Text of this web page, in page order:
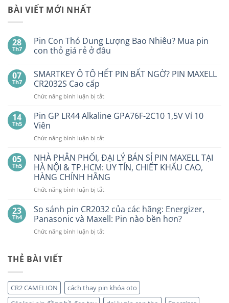
BÀI VIẾT MỚI NHẤT
28
Th7
Pin Con Thỏ Dung Lượng Bao Nhiêu? Mua pin
con thỏ giá rẻ ở đâu
bình
luận
ở
Pin
Con
Dung
Lượng
Bao
Nhiêu?
Mua
con
thỏ
giá
rẻ
ở
đâu
07
Th7
SMARTKEY Ô TÔ HẾT PIN BẤT NGỜ? PIN MAXELL
CR2032S Cao cấp
Chức năng bình luận bị tắtở
Ô
PIN
NGỜ?
PIN
MAXELL
CR2032S Cao
cấp
14
Th5
Pin GP LR44 Alkaline GPA76F-2C10 1,5V Vỉ 10
Viên
Chức năng bình luận bị tắtở
GP
LR44
Alkaline
GPA76F-
2C10
Vỉ
10
Viên
05
Th5
NHÀ PHÂN PHỐI, ĐẠI LÝ BÁN SỈ PIN MAXELL TẠI
HÀ NỘI & TP.HCM: UY TÍN, CHIẾT KHẤU CAO,
HÀNG CHÍNH HÃNG
Chức năng bình luận bị tắtở
PHÂN
PHỐI,
ĐẠI
LÝ
HÀ
NỘI
23
Th4
So sánh pin CR2032 của các hãng: Energizer,
Panasonic và Maxell: Pin nào bền hơn?
Chức năng bình luận bị tắtở
các
hãng:
Energizer,
THẺ BÀI VIẾT
CR2 CAMELION
cách thay pin khóa oto